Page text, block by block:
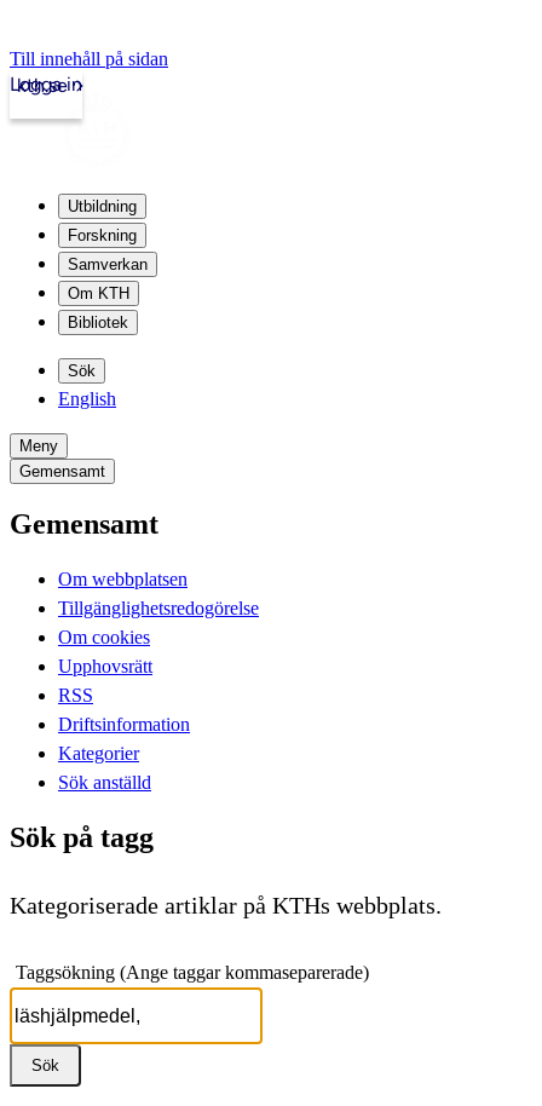
Till innehåll på sidan
kth.se
Logga in
Utbildning
Forskning
Samverkan
Om KTH
Bibliotek
Sök
English
Meny
Gemensamt
Gemensamt
Om webbplatsen
Tillgänglighetsredogörelse
Om cookies
Upphovsrätt
RSS
Driftsinformation
Kategorier
Sök anställd
Sök på tagg
Kategoriserade artiklar på KTHs webbplats.
Taggsökning (Ange taggar kommaseparerade)